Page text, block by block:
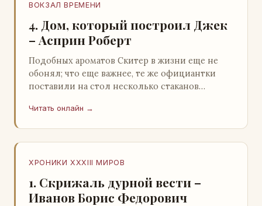
ВОКЗАЛ ВРЕМЕНИ
4. Дом, который построил Джек
– Асприн Роберт
Подобных ароматов Скитер в жизни еще не
обонял; что еще важнее, те же официантки
поставили на стол несколько стаканов
Скитер опрокин…
Читать онлайн →
ХРОНИКИ XXXIII МИРОВ
1. Скрижаль дурной вести –
Иванов Борис Федорович